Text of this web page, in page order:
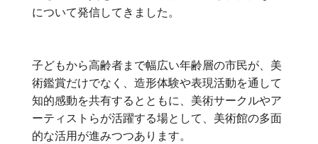
について発信してきました。
子どもから高齢者まで幅広い年齢層の市民が、美
術鑑賞だけでなく、造形体験や表現活動を通して
知的感動を共有するとともに、美術サークルやア
ーティストらが活躍する場として、美術館の多面
的な活用が進みつつあります。